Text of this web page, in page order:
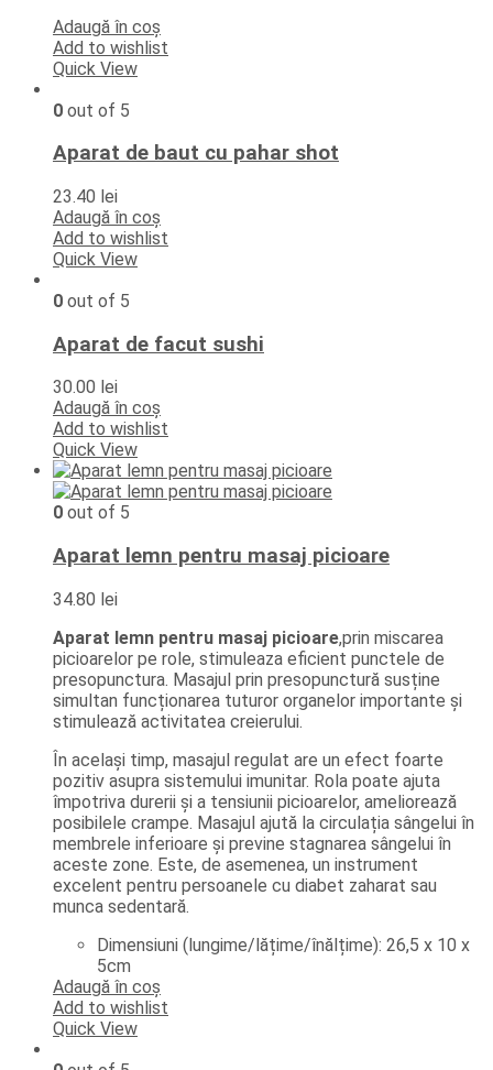
Adaugă în coș
Add to wishlist
Quick View
0 out of 5
Aparat de baut cu pahar shot
23.40 lei
Adaugă în coș
Add to wishlist
Quick View
0 out of 5
Aparat de facut sushi
30.00 lei
Adaugă în coș
Add to wishlist
Quick View
0 out of 5
Aparat lemn pentru masaj picioare
34.80 lei
Aparat lemn pentru masaj picioare,prin miscarea
picioarelor pe role, stimuleaza eficient punctele de
presopunctura. Masajul prin presopunctură susține
simultan funcționarea tuturor organelor importante și
stimulează activitatea creierului.
În același timp, masajul regulat are un efect foarte
pozitiv asupra sistemului imunitar. Rola poate ajuta
împotriva durerii și a tensiunii picioarelor, ameliorează
posibilele crampe. Masajul ajută la circulația sângelui în
membrele inferioare și previne stagnarea sângelui în
aceste zone. Este, de asemenea, un instrument
excelent pentru persoanele cu diabet zaharat sau
munca sedentară.
Dimensiuni (lungime/lățime/înălțime): 26,5 x 10 x
5cm
Adaugă în coș
Add to wishlist
Quick View